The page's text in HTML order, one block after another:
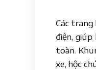
Các trang
điện,
toàn.
xe, hộc